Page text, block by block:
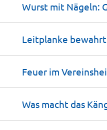
Wurst mit Nägeln:
Leitplanke
Feuer im
Was macht das